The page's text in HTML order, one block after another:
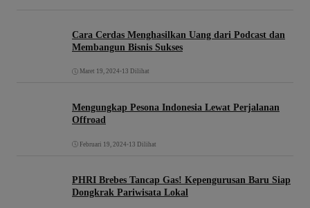
Cara Cerdas Menghasilkan Uang dari Podcast dan
Membangun Bisnis Sukses
Maret 19, 2024 • 13 Dilihat
Mengungkap Pesona Indonesia Lewat Perjalanan
Offroad
Februari 19, 2024 • 13 Dilihat
PHRI Brebes Tancap Gas! Kepengurusan Baru Siap
Dongkrak Pariwisata Lokal